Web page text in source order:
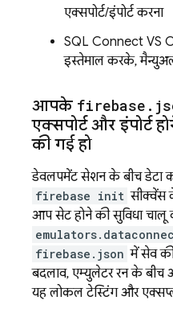
एक्सपोर्ट/इंपोर्ट करना
SQL Connect VS
इस्तेमाल करके, मैन्युअल
आपके firebase .
एक्सपोर्ट और इंपोर्ट
की गई हो
डेवलपमेंट सेशन के बीच डेटा
firebase init सीक्वेंस
आप सेट होने की सुविधा
firebase.json में सेव
बदलाव, एम्युलेटर रन के
यह लोकल टेस्टिंग और